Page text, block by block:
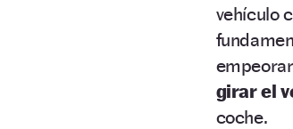
vehículo
girar el
coche.